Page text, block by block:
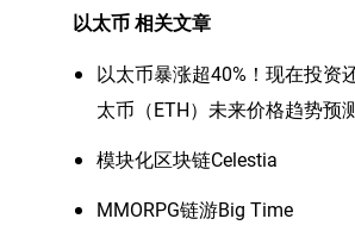
以太币相关文章
以太币暴涨超40%！现在投资
太币（ETH）未来价格趋势预
​模块化区块链Celestia
MMORPG链游Big Time